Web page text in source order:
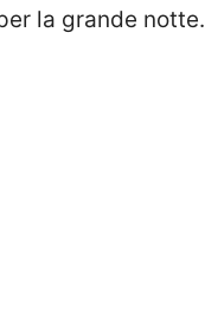
la grande notte.